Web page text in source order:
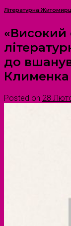
Літературна
«Високий
до
Клименка
Posted on 28